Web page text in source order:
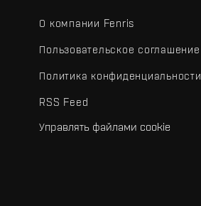
О компании Fenris
Пользовательское соглашение
Политика конфиденциальности
RSS Feed
Управлять файлами cookie